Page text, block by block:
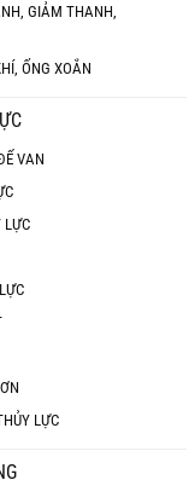
GIẢM THANH,
ỐNG XOẮN
VAN
LỰC
LỰC